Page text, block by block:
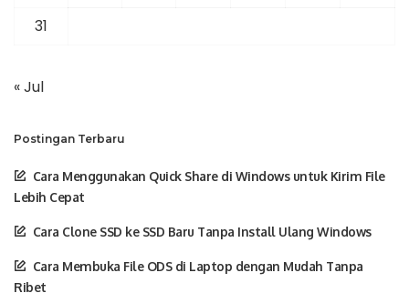
31
« Jul
Postingan Terbaru
Cara Menggunakan Quick Share di Windows untuk Kirim File
Lebih Cepat
Cara Clone SSD ke SSD Baru Tanpa Install Ulang Windows
Cara Membuka File ODS di Laptop dengan Mudah Tanpa
Ribet